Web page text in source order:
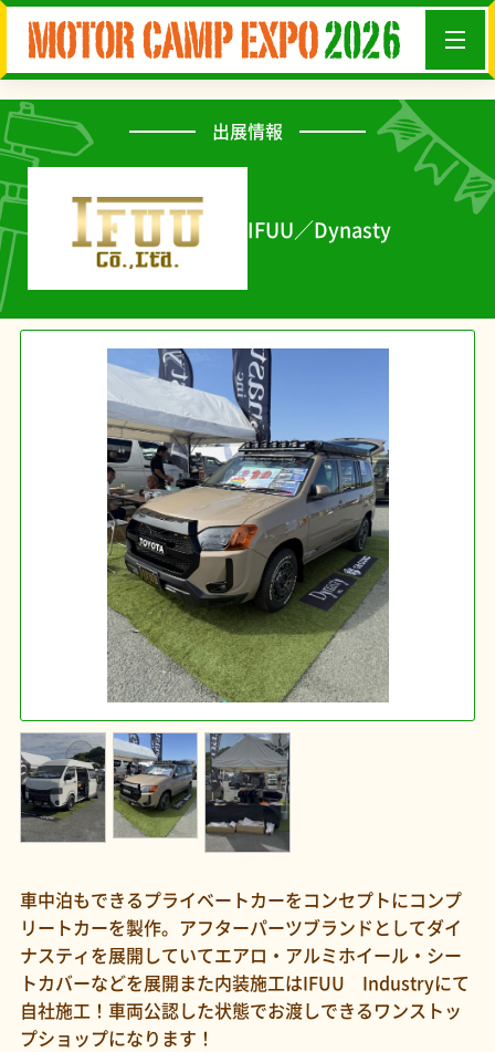
出展情報
IFUU／Dynasty
車中泊もできるプライベートカーをコンセプトにコンプ
リートカーを製作。アフターパーツブランドとしてダイ
ナスティを展開していてエアロ・アルミホイール・シー
トカバーなどを展開また内装施工はIFUU Industryにて
自社施工！車両公認した状態でお渡しできるワンストッ
プショップになります！